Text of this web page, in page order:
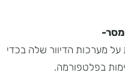
מסר-
מערכות הדיוור שלה בכדי
בפלטפורמה.